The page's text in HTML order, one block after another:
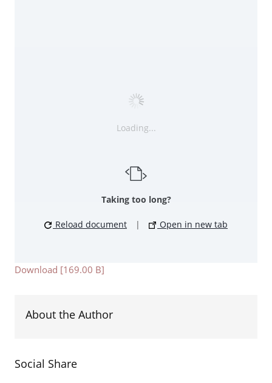
Loading...
Taking too long?
Reload document | Open in new tab
Download [169.00 B]
About the Author
Social Share